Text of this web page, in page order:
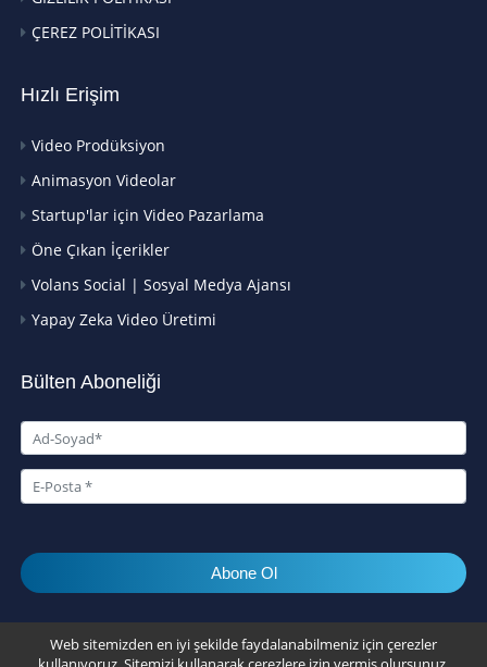
ÇEREZ POLİTİKASI
Hızlı Erişim
Video Prodüksiyon
Animasyon Videolar
Startup'lar için Video Pazarlama
Öne Çıkan İçerikler
Volans Social | Sosyal Medya Ajansı
Yapay Zeka Video Üretimi
Bülten Aboneliği
Abone Ol
Web sitemizden en iyi şekilde faydalanabilmeniz için çerezler